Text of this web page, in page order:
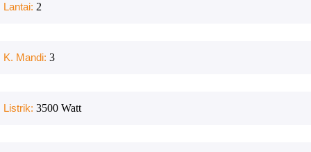
Lantai: 2
K. Mandi: 3
Listrik: 3500 Watt